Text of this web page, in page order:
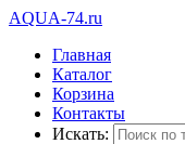
AQUA-74.ru
Главная
Каталог
Корзина
Контакты
Искать: